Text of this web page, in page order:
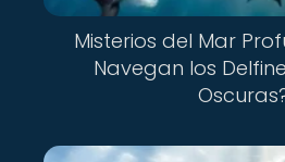
Misterios del Mar
Navegan los